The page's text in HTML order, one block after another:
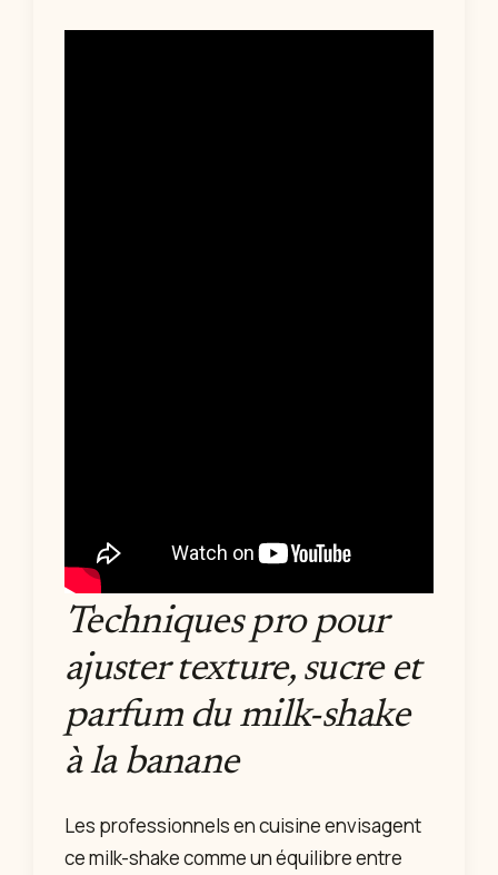
Techniques pro pour
ajuster texture, sucre et
parfum du milk-shake
à la banane
Les professionnels en cuisine envisagent
ce milk-shake comme un équilibre entre